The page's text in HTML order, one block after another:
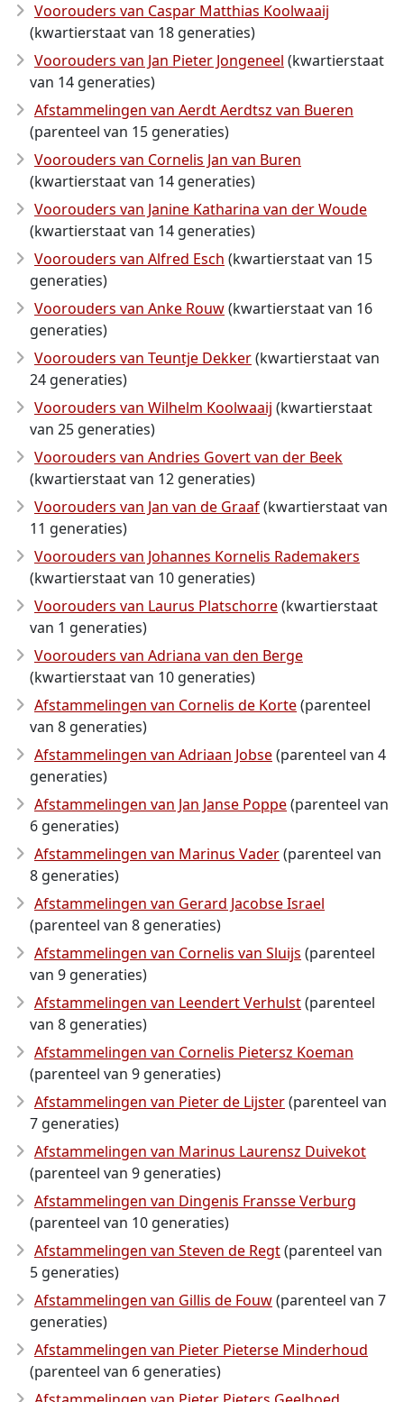
Voorouders van Caspar Matthias Koolwaaij
(kwartierstaat van 18 generaties)
Voorouders van Jan Pieter Jongeneel (kwartierstaat
van 14 generaties)
Afstammelingen van Aerdt Aerdtsz van Bueren
(parenteel van 15 generaties)
Voorouders van Cornelis Jan van Buren
(kwartierstaat van 14 generaties)
Voorouders van Janine Katharina van der Woude
(kwartierstaat van 14 generaties)
Voorouders van Alfred Esch (kwartierstaat van 15
generaties)
Voorouders van Anke Rouw(kwartierstaat van 16
generaties)
Voorouders van Teuntje Dekker(kwartierstaat van
24 generaties)
Voorouders van Wilhelm Koolwaaij (kwartierstaat
van 25 generaties)
Voorouders van Andries Govert van der Beek
(kwartierstaat van 12 generaties)
Voorouders van Jan van de Graaf(kwartierstaat van
11 generaties)
Voorouders van Johannes Kornelis Rademakers
(kwartierstaat van 10 generaties)
Voorouders van Laurus Platschorre(kwartierstaat
van 1 generaties)
Voorouders van Adriana van den Berge
(kwartierstaat van 10 generaties)
Afstammelingen van Cornelis de Korte(parenteel
van 8 generaties)
Afstammelingen van Adriaan Jobse(parenteel van 4
generaties)
Afstammelingen van Jan Janse Poppe(parenteel van
6 generaties)
Afstammelingen van Marinus Vader(parenteel van
8 generaties)
Afstammelingen van Gerard Jacobse Israel
(parenteel van 8 generaties)
Afstammelingen van Cornelis van Sluijs (parenteel
van 9 generaties)
Afstammelingen van Leendert Verhulst(parenteel
van 8 generaties)
Afstammelingen van Cornelis Pietersz Koeman
(parenteel van 9 generaties)
Afstammelingen van Pieter de Lijster(parenteel van
7 generaties)
Afstammelingen van Marinus Laurensz Duivekot
(parenteel van 9 generaties)
Afstammelingen van Dingenis Fransse Verburg
(parenteel van 10 generaties)
Afstammelingen van Steven de Regt(parenteel van
5 generaties)
Afstammelingen van Gillis de Fouw(parenteel van 7
generaties)
Afstammelingen van Pieter Pieterse Minderhoud
(parenteel van 6 generaties)